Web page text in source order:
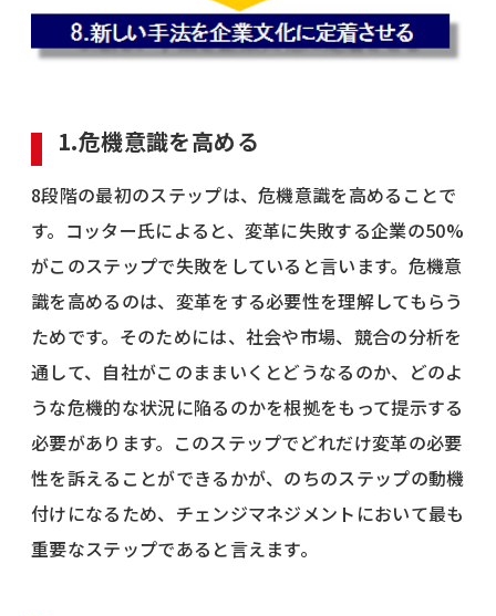
1.危機意識を高める
8段階の最初のステップは、危機意識を高めることで
す。コッター氏によると、変革に失敗する企業の50%
がこのステップで失敗をしていると言います。危機意
識を高めるのは、変革をする必要性を理解してもらう
ためです。そのためには、社会や市場、競合の分析を
通して、自社がこのままいくとどうなるのか、どのよ
うな危機的な状況に陥るのかを根拠をもって提示する
必要があります。このステップでどれだけ変革の必要
性を訴えることができるかが、のちのステップの動機
付けになるため、チェンジマネジメントにおいて最も
重要なステップであると言えます。